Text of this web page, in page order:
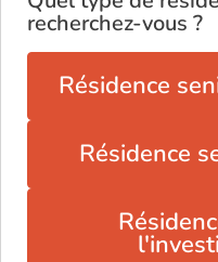
recherchez-vous ?
Résidence
Résidence